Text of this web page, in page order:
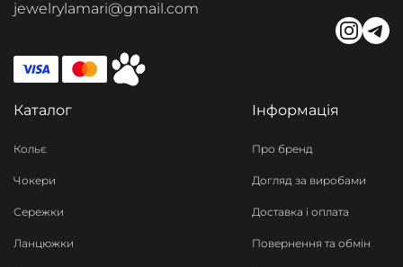
jewelrylamari@gmail.com
Каталог
Кольє
Чокери
Сережки
Ланцюжки
Інформація
Про бренд
Догляд за виробами
Доставка і оплата
Повернення та обмін